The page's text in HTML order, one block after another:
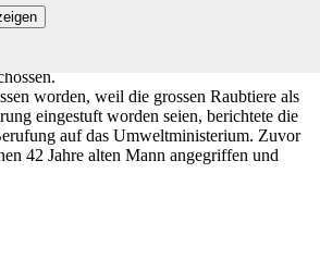
worden, weil die grossen Raubtiere als
eingestuft worden seien, berichtete die
auf das Umweltministerium. Zuvor
42 Jahre alten Mann angegriffen und